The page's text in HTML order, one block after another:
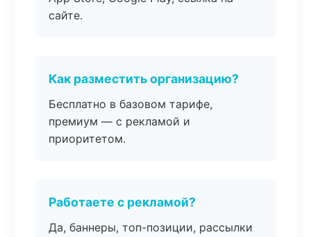
сайте.
Как разместить организацию?
Бесплатно в базовом тарифе,
премиум — с рекламой и
приоритетом.
Работаете с рекламой?
Да, баннеры, топ-позиции, рассылки